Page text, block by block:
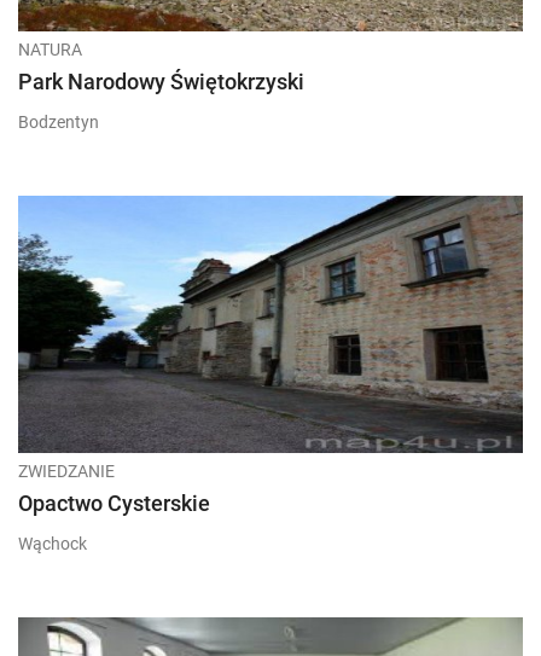
NATURA
Park Narodowy Świętokrzyski
Bodzentyn
ZWIEDZANIE
Opactwo Cysterskie
Wąchock